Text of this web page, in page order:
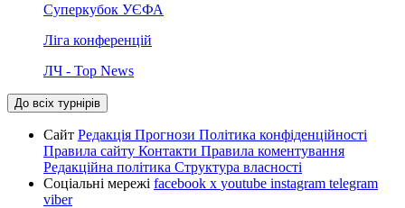
Суперкубок УЄФА
Ліга конференцій
ЛЧ - Top News
До всіх турнірів
Сайт Редакція Прогнози Політика конфіденційності
Правила сайту Контакти Правила коментування
Редакційна політика Структура власності
Соціальні мережі facebook x youtube instagram telegram
viber